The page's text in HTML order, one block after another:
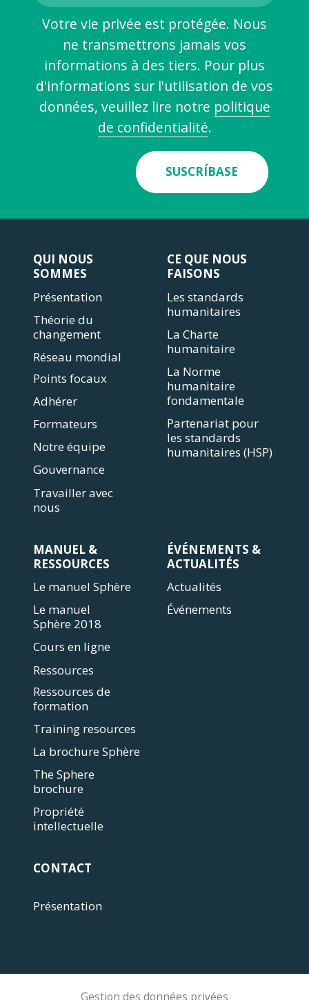
Votre vie privée est protégée. Nous
ne transmettrons jamais vos
informations à des tiers. Pour plus
d'informations sur l'utilisation de vos
données, veuillez lire notre politique
de confidentialité.
SUSCRÍBASE
QUI NOUS
SOMMES
Présentation
Théorie du
changement
Réseau mondial
Points focaux
Adhérer
Formateurs
Notre équipe
Gouvernance
Travailler avec
nous
CE QUE NOUS
FAISONS
Les standards
humanitaires
La Charte
humanitaire
La Norme
humanitaire
fondamentale
Partenariat pour
les standards
humanitaires (HSP)
MANUEL &
RESSOURCES
Le manuel Sphère
Le manuel
Sphère 2018
Cours en ligne
Ressources
Ressources de
formation
Training resources
La brochure Sphère
The Sphere
brochure
Propriété
intellectuelle
ÉVÉNEMENTS &
ACTUALITÉS
Actualités
Événements
CONTACT
Présentation
Gestion des données privées